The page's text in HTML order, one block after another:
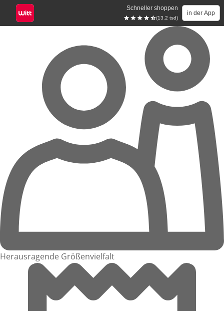
Schneller shoppen
(13.2 tsd)
in der App
Herausragende Größenvielfalt